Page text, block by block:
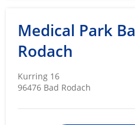
Medical Park
Rodach
Kurring 16
96476 Bad Rodach